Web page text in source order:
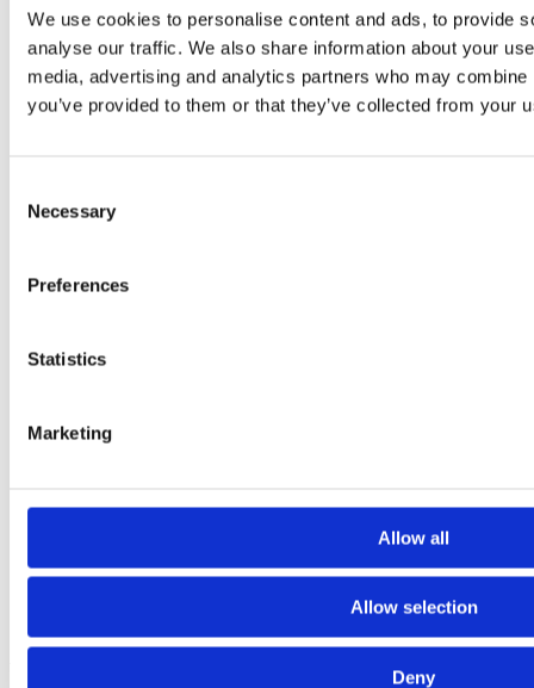
We use cookies to personalise content and ads, to provide
analyse our traffic. We also share information about your
media, advertising and analytics partners who may
you’ve provided to them or that they’ve collected from your
Selection
Necessary
Preferences
Statistics
Marketing
Allow all
Allow selection
Deny
LinkedIn
Facebook
As featured on